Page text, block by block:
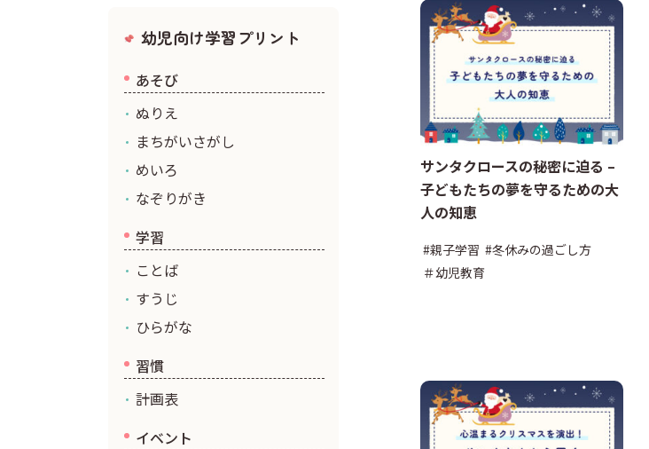
英語
サンタクロースの秘密に迫る –
子どもたちの夢を守るための大
人の知恵
#親子学習 #冬休みの過ごし方
＃幼児教育
幼児向け学習プリント
あそび
ぬりえ
まちがいさがし
めいろ
なぞりがき
学習
ことば
すうじ
ひらがな
習慣
計画表
イベント